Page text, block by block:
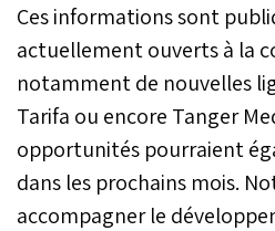
Ces informations sont
actuellement ouverts à la
notamment de nouvelles
Tarifa ou encore Tanger
opportunités pourraient
dans les prochains mois.
accompagner le